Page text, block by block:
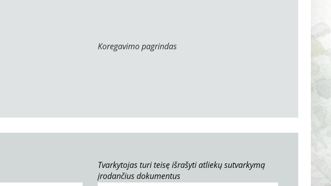
Koregavimo pagrindas
Tvarkytojas turi teisę išrašyti atliekų sutvarkymą
įrodančius dokumentus